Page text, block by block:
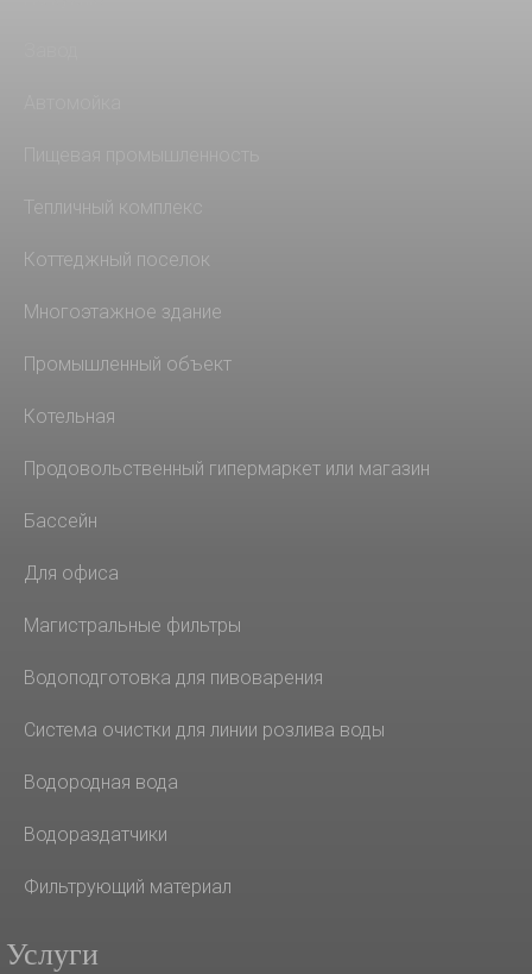
Тепличный комплекс
Коттеджный поселок
Многоэтажное здание
Промышленный объект
Котельная
Продовольственный гипермаркет или магазин
Бассейн
Для офиса
Магистральные фильтры
Водоподготовка для пивоварения
Система очистки для линии розлива воды
Водородная вода
Водораздатчики
Фильтрующий материал
Услуги